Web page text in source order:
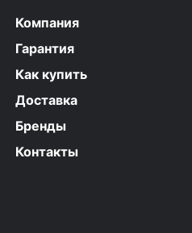
Компания
Гарантия
Как купить
Доставка
Бренды
Контакты